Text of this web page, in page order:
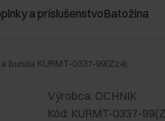
a príslušenstvoBatožina
bunda KURMT-0337-99(Z24)
Výrobca: OCHNIK
Kód: KURMT-0337-